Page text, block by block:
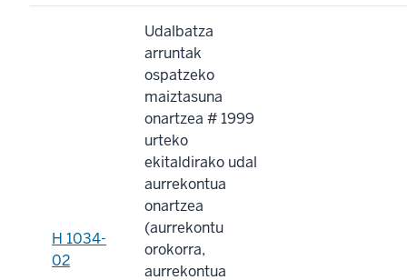
H 1034-
02
Udalbatza
arruntak
ospatzeko
maiztasuna
onartzea # 1999
urteko
ekitaldirako udal
aurrekontua
onartzea
(aurrekontu
orokorra,
aurrekontua